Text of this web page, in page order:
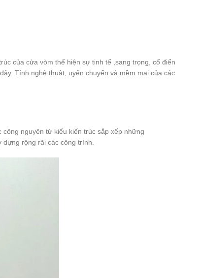
của cửa vòm thể hiện sự tinh tế ,sang trọng, cổ điển
Tính nghệ thuật, uyển chuyển và mềm mại của các
nguyên từ kiểu kiến trúc sắp xếp những
rộng rãi các công trình.